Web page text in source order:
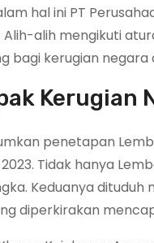
hal ini PT
alih mengikuti
bagi kerugian
Kerugian
penetapan
Tidak hanya
Keduanya
diperkirakan